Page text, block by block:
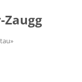
Zaugg